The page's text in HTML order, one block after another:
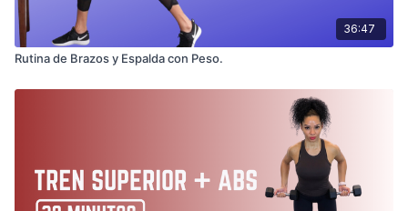
36:47
Rutina de Brazos y Espalda con Peso.